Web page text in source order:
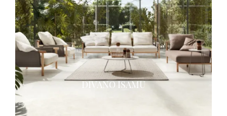
DIVANO ISAMU